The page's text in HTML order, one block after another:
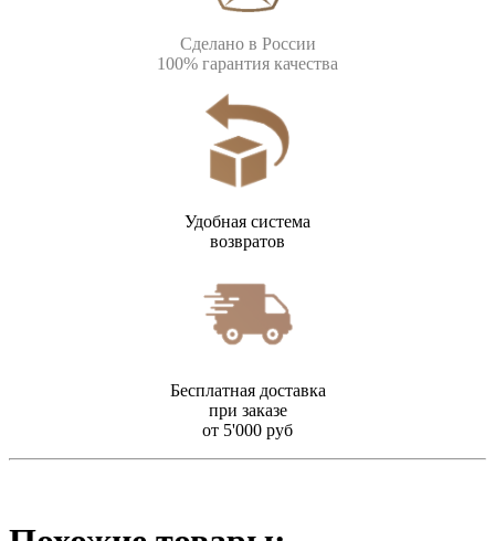
Сделано в России
100% гарантия качества
Удобная система
возвратов
Бесплатная доставка
при заказе
от 5'000 руб